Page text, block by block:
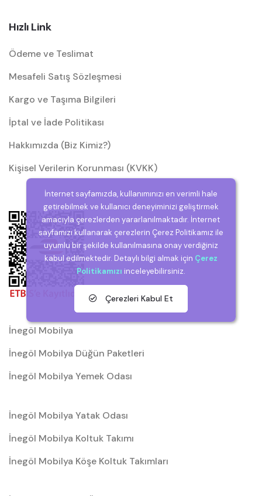
Hızlı Link
Ödeme ve Teslimat
Mesafeli Satış Sözleşmesi
Kargo ve Taşıma Bilgileri
İptal ve İade Politikası
Hakkımızda (Biz Kimiz?)
Kişisel Verilerin Korunması (KVKK)
İnegöl Mobilya
İnegöl Mobilya Düğün Paketleri
İnegöl Mobilya Yemek Odası
İnegöl Mobilya Yatak Odası
İnegöl Mobilya Koltuk Takımı
İnegöl Mobilya Köşe Koltuk Takımları
İnternet sayfamızda, kullanımınızı en verimli hale
getirebilmek ve kullanıcı deneyiminizi geliştirmek
amacıyla çerezlerden yararlanılmaktadır. İnternet
sayfamızı kullanarak çerezlerin Çerez Politikamız ile
uyumlu bir şekilde kullanılmasına onay verdiğiniz
kabul edilmektedir. Detaylı bilgi almak için Çerez
Politikamızı inceleyebilirsiniz.
Çerezleri Kabul Et